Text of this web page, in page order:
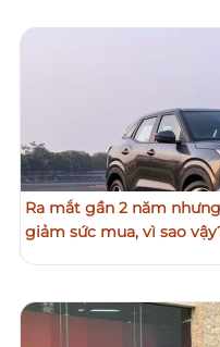
Ra mắt gần 2 năm
giảm sức mua, vì sao